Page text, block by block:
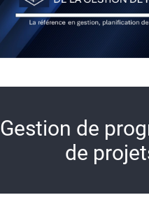
Gestion de
de